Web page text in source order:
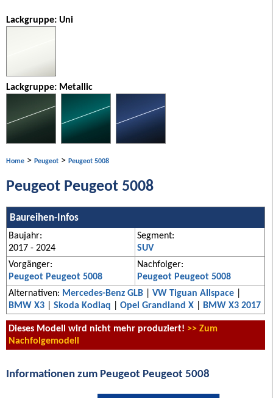
Lackgruppe: Uni
Lackgruppe: Metallic
Home > Peugeot > Peugeot 5008
Peugeot Peugeot 5008
Baureihen-Infos
Baujahr:
2017 - 2024
Segment:
SUV
Vorgänger:
Peugeot Peugeot 5008
Nachfolger:
Peugeot Peugeot 5008
Alternativen: Mercedes-Benz GLB VW Tiguan Allspace
BMW X3
Skoda Kodiaq Opel Grandland X BMW X3 2017
Dieses Modell wird nicht mehr produziert! >> Zum
Nachfolgemodell
Informationen zum Peugeot Peugeot 5008